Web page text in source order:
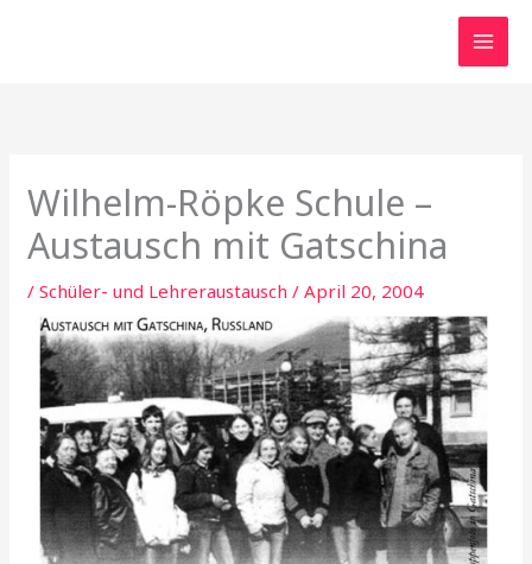
Wilhelm-Röpke Schule –
Austausch mit Gatschina
/Schüler- und Lehreraustausch /April 20, 2004